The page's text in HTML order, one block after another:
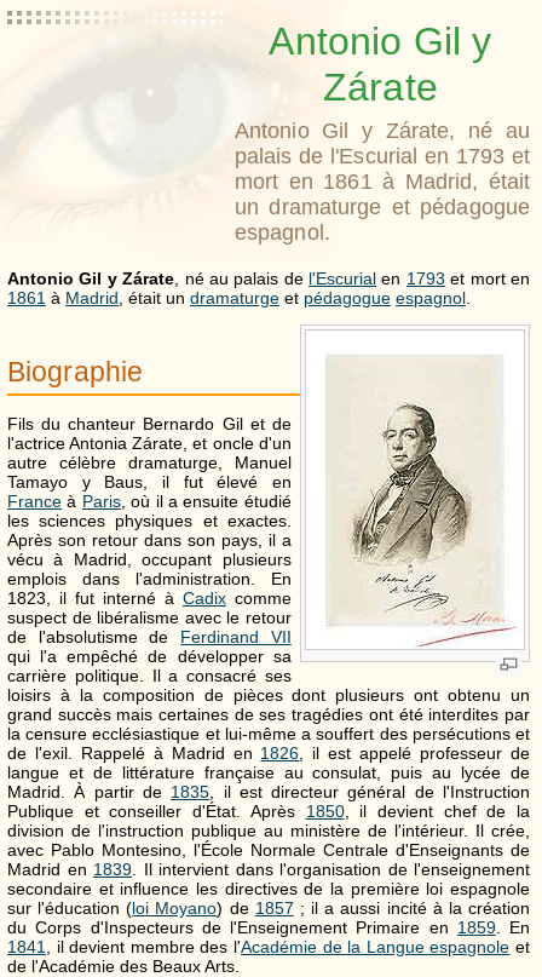
Antonio Gil y
Zárate
Antonio Gil y Zárate, né au
palais de l'Escurial en 1793 et
mort en 1861 à Madrid, était
un dramaturge et pédagogue
espagnol.
Antonio Gil y Zárate , né au palais de l'Escurial en 1793 et mort en
1861 à Madrid , était un dramaturge et pédagogue espagnol
Biographie
Fils du chanteur Bernardo Gil et de
l'actrice Antonia Zárate, et oncle d'un
autre célèbre dramaturge, Manuel
Tamayo y Baus, il fut élevé en
France à Paris, où il a ensuite étudié
les sciences physiques et exactes.
Après son retour dans son pays, il a
vécu à Madrid, occupant plusieurs
emplois dans l'administration. En
1823, il fut interné à Cadixcomme
suspect de libéralisme avec le retour
de l'absolutisme de Ferdinand VII
qui l'a empêché de développer sa
carrière politique. Il a consacré ses
loisirs à la composition de pièces dont plusieurs ont obtenu un
grand succès mais certaines de ses tragédies ont été interdites par
la censure ecclésiastique et lui-même a souffert des persécutions et
de l'exil. Rappelé à Madrid en 1826 , il est appelé professeur de
langue et de littérature française au consulat, puis au lycée de
Madrid. À partir de 1835 , il est directeur général de l'Instruction
Publique et conseiller d'État. Après 1850, il devient chef de la
division de l'instruction publique au ministère de l'intérieur. Il crée,
avec Pablo Montesino, l'École Normale Centrale d'Enseignants de
Madrid en 1839 . Il intervient dans l'organisation de l'enseignement
secondaire et influence les directives de la première loi espagnole
sur l'éducation (loi Moyano) de 1857 ; il a aussi incité à la création
du Corps d'Inspecteurs de l'Enseignement Primaire en 1859. En
1841
, il devient membre des l'Académie de la Langue espagnole et
de l'Académie des Beaux Arts.